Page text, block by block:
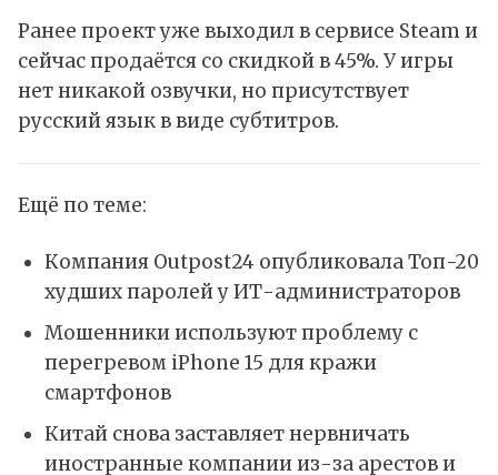
Ранее проект уже выходилв сервисе Steam и
сейчас продаётся со скидкой в 45%. У игры
нет никакой озвучки, но присутствует
русский язык в виде субтитров.
Ещё по теме:
Компания Outpost24 опубликовала Топ-20
худших паролей у ИТ-администраторов
Мошенники используют проблему с
перегревом iPhone 15 для кражи
смартфонов
Китай снова заставляет нервничать
иностранные компании из-за арестов и